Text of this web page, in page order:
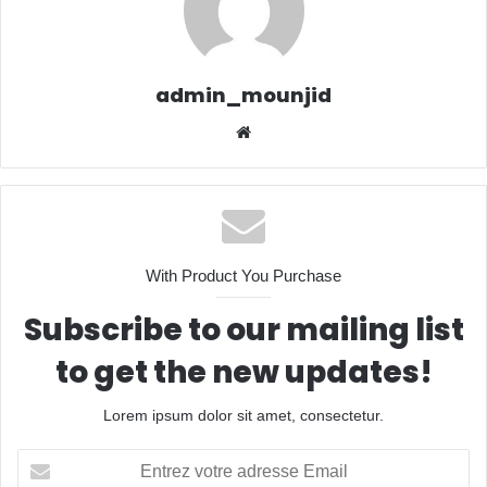
admin_mounjid
e
With Product You Purchase
Subscribe to our mailing list
to get the new updates!
Lorem ipsum dolor sit amet, consectetur.